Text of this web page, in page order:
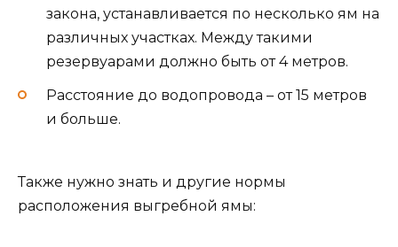
закона, устанавливается по несколько ям на
различных участках. Между такими
резервуарами должно быть от 4 метров.
Расстояние до водопровода – от 15 метров
и больше.
Также нужно знать и другие нормы
расположения выгребной ямы: